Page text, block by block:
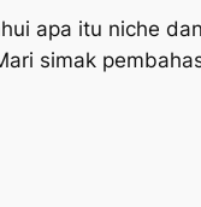
apa itu niche
simak